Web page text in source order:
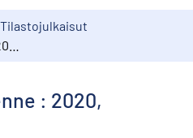
Tilastojulkaisut
: 2020,